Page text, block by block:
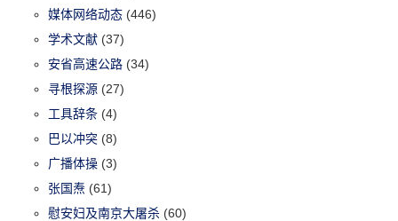
媒体网络动态 (446)
学术文献 (37)
安省高速公路 (34)
寻根探源 (27)
工具辞条 (4)
巴以冲突 (8)
广播体操 (3)
张国焘 (61)
慰安妇及南京大屠杀 (60)